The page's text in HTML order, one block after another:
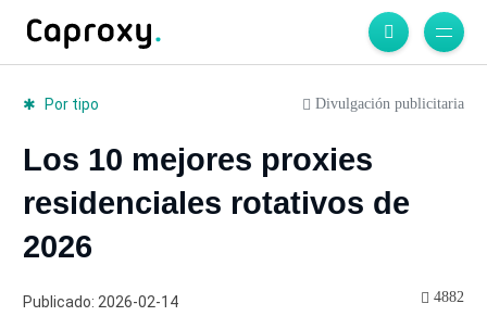
Por tipo Divulgación publicitaria
Los 10 mejores proxies
residenciales rotativos de
2026
Publicado: 2026-02-14
4882